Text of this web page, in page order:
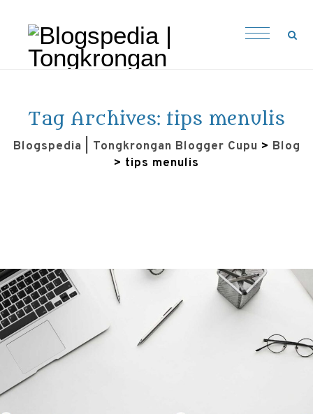
Tag Archives: tips menulis
Blogspedia | Tongkrongan Blogger Cupu > Blog
> tips menulis